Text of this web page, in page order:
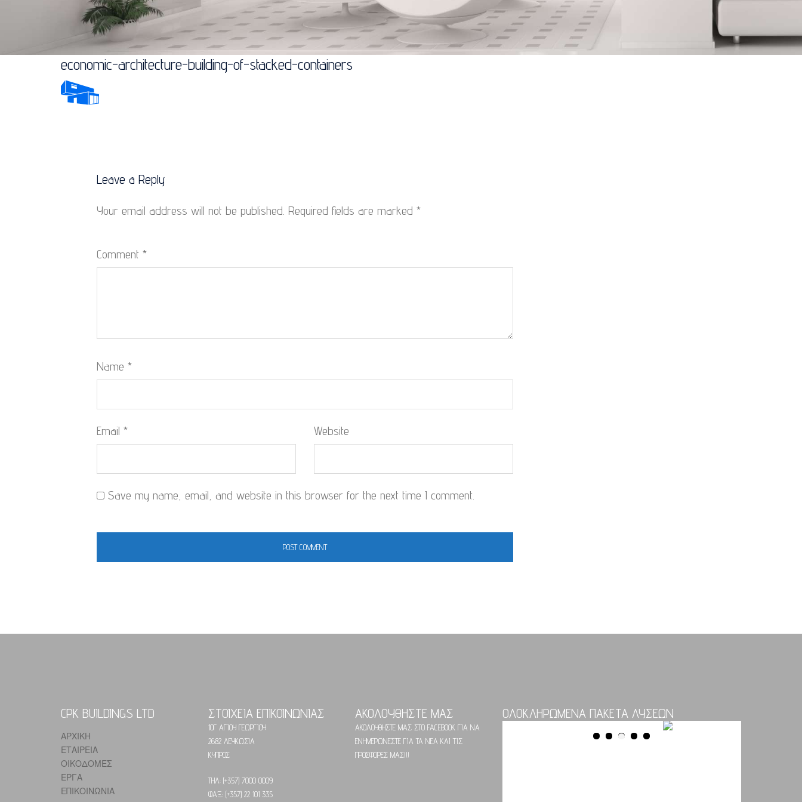
economic-architecture-building-of-stacked-containers
Leave a Reply
Your email address will not be published. Required fields are marked *
Comment *
Name *
Email * Website
Save my name, email, and website in this browser for the next time I comment.
CPK BUILDINGS LTD
ΑΡΧΙΚΗ
ΕΤΑΙΡΕΙΑ
ΟΙΚΟΔΟΜΕΣ
ΕΡΓΑ
ΕΠΙΚΟΙΝΩΝΙΑ
ΣΤΟΙΧΕΙΑ ΕΠΙΚΟΙΝΩΝΙΑΣ
10Γ ΑΓΙΟΥ ΓΕΩΡΓΙΟΥ
2682 ΛΕΥΚΩΣΙΑ
ΚΥΠΡΟΣ
ΤΗΛ: (+357) 7000 0009
ΦΑΞ: (+357) 22 101 335
ΑΚΟΛΟΥΘΗΣΤΕ ΜΑΣ
ΑΚΟΛΟΥΘΗΣΤΕ ΜΑΣ ΣΤΟ FACEBOOK ΓΙΑ ΝΑ
ΕΝΗΜΕΡΩΝΕΣΤΕ ΓΙΑ ΤΑ ΝΕΑ ΚΑΙ ΤΙΣ
ΠΡΟΣΦΟΡΕΣ ΜΑΣ!!!
ΟΛΟΚΛΗΡΩΜΕΝΑ ΠΑΚΕΤΑ ΛΥΣΕΩΝ